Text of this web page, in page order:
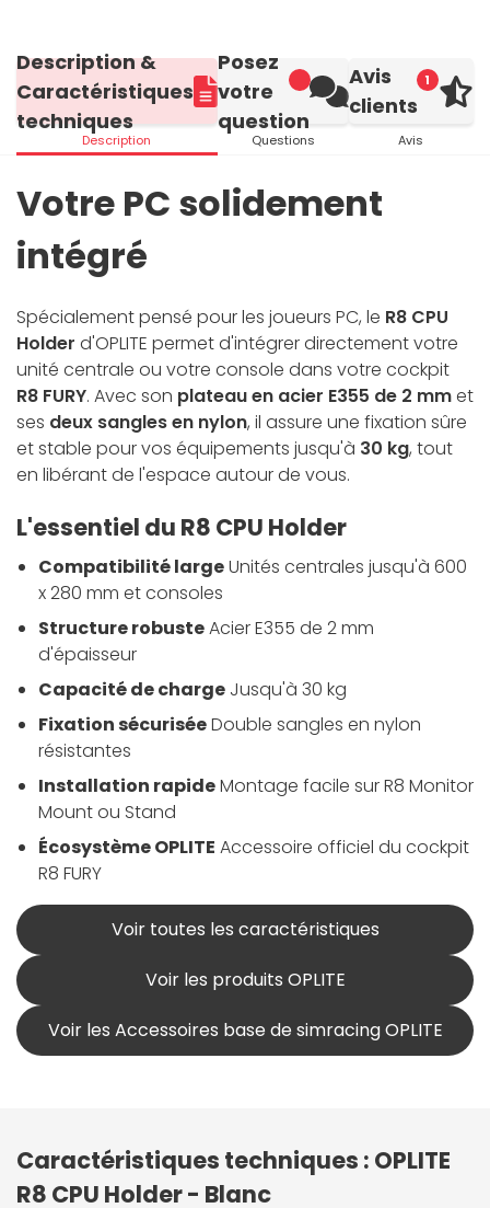
Description &
Caractéristiques
techniques
Description
Posez
votre
question
Questions
1
Avis
clients
Avis
Votre PC solidement
intégré
Spécialement pensé pour les joueurs PC, le R8 CPU
Holder d'OPLITE permet d'intégrer directement votre
unité centrale ou votre console dans votre cockpit
R8 FURY. Avec son plateau en acier E355 de 2 mmet
ses deux sangles en nylon, il assure une fixation sûre
et stable pour vos équipements jusqu'à 30 kg, tout
en libérant de l'espace autour de vous.
L'essentiel du R8 CPU Holder
Compatibilité largeUnités centrales jusqu'à 600
x 280 mm et consoles
Structure robusteAcier E355 de 2 mm
d'épaisseur
Capacité de charge Jusqu'à 30 kg
Fixation sécuriséeDouble sangles en nylon
résistantes
Installation rapideMontage facile sur R8 Monitor
Mount ou Stand
Écosystème OPLITE Accessoire officiel du cockpit
R8 FURY
Voir toutes les caractéristiques
Voir les produits OPLITE
Voir les Accessoires base de simracing OPLITE
Caractéristiques techniques : OPLITE
R8 CPU Holder - Blanc